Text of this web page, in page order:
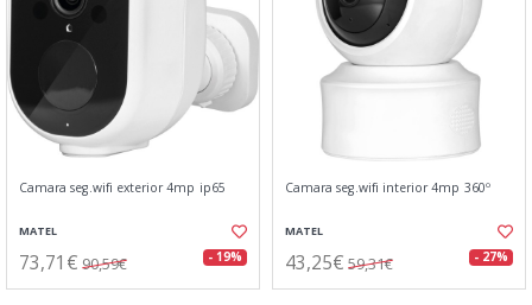
Camara seg.wifi exterior 4mp ip65
MATEL
73,71€ 90,59€ - 19%
Camara seg.wifi interior 4mp 360º
MATEL
43,25€ 59,31€ - 27%